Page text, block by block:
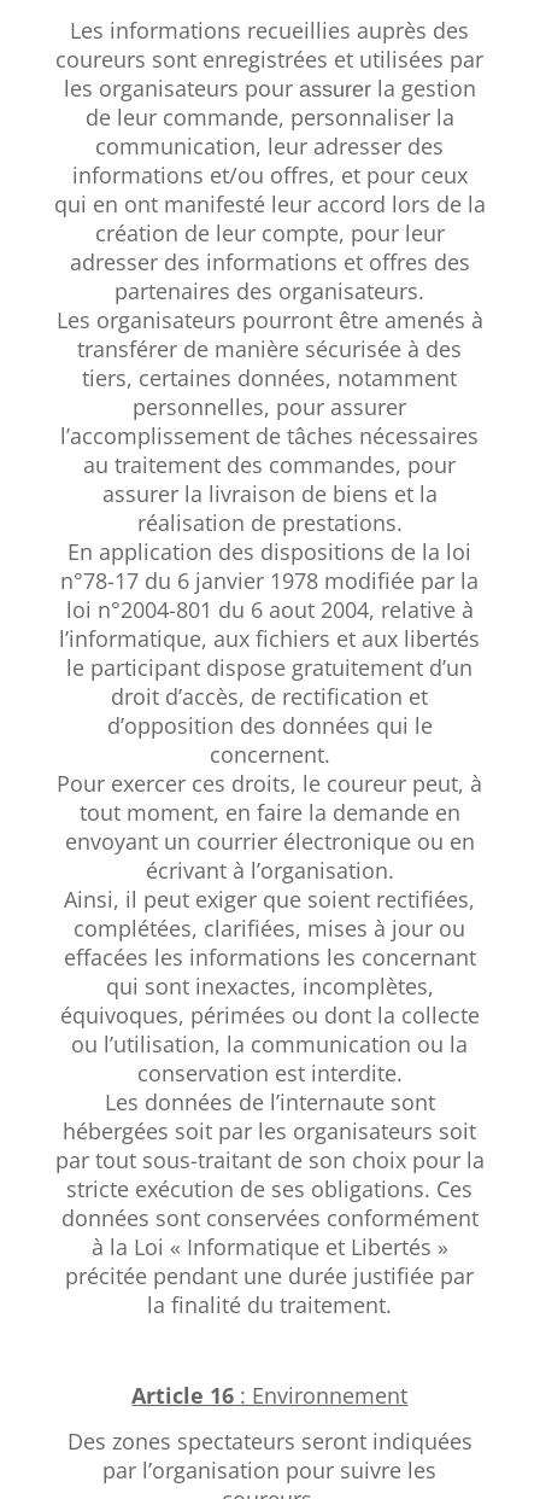
Les informations recueillies auprès des
coureurs sont enregistrées et utilisées par
les organisateurs pour assurerla gestion
de leur commande, personnaliser la
communication, leur adresser des
informations et/ou offres, et pour ceux
qui en ont manifesté leur accord lors de la
création de leur compte, pour leur
adresser des informations et offres des
partenaires des organisateurs.
Les organisateurs pourront être amenés à
transférer de manière sécurisée à des
tiers, certaines données, notamment
personnelles, pour assurer
l’accomplissement de tâches nécessaires
au traitement des commandes, pour
assurer la livraison de biens et la
réalisation de prestations.
En application des dispositions de la loi
n°78-17 du 6 janvier 1978 modifiée par la
loi n°2004-801 du 6 aout 2004, relative à
l’informatique, aux fichiers et aux libertés
le participant dispose gratuitement d’un
droit d’accès, de rectification et
d’opposition des données qui le
concernent.
Pour exercer ces droits, le coureur peut, à
tout moment, en faire la demande en
envoyant un courrier électronique ou en
écrivant à l’organisation.
Ainsi, il peut exiger que soient rectifiées,
complétées, clarifiées, mises à jour ou
effacées les informations les concernant
qui sont inexactes, incomplètes,
équivoques, périmées ou dont la collecte
ou l’utilisation, la communication ou la
conservation est interdite.
Les données de l’internaute sont
hébergées soit par les organisateurs soit
par tout sous-traitant de son choix pour la
stricte exécution de ses obligations. Ces
données sont conservées conformément
à la Loi « Informatique et Libertés »
précitée pendant une durée justifiée par
la finalité du traitement.
Article 16 : Environnement
Des zones spectateurs seront indiquées
par l’organisation pour suivre les